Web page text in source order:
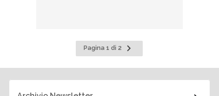
Pagina 1 di 2
Pagina
successiva